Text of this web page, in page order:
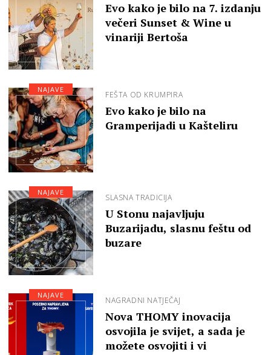
Evo kako je bilo na 7. izdanju
večeri Sunset & Wine u
vinariji Bertoša
FEŠTA OD KRUMPIRA
Evo kako je bilo na
Gramperijadi u Kašteliru
NAJAVE
SLASNA TRADICIJA
U Stonu najavljuju
Buzarijadu, slasnu feštu od
buzare
NAJAVE
NAGRADNI NATJEČAJ
Nova THOMY inovacija
osvojila je svijet, a sada je
možete osvojiti i vi
NAJAVE